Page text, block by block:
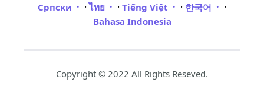
Српски ·ไทย · Tiếng Việt · 한국어 ·
Bahasa Indonesia
Copyright © 2022 All Rights Reseved.